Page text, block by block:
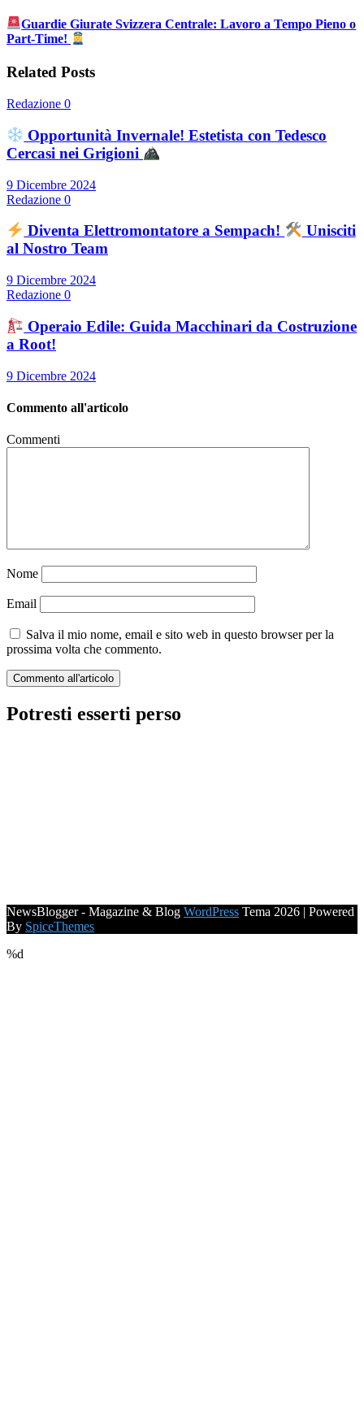
Guardie Giurate Svizzera Centrale: Lavoro a Tempo Pieno o
Part-Time!
Related Posts
Redazione 0
Opportunità Invernale! Estetista con Tedesco
Cercasi nei Grigioni
9 Dicembre 2024
Redazione 0
Diventa Elettromontatore a Sempach!
Unisciti
al Nostro Team
9 Dicembre 2024
Redazione 0
Operaio Edile: Guida Macchinari da Costruzione
a Root!
9 Dicembre 2024
Commento all'articolo
Commenti
Nome
Email
Salva il mio nome, email e sito web in questo browser per la
prossima volta che commento.
Potresti esserti perso
NewsBlogger - Magazine & BlogWordPressTema 2026 | Powered
BySpiceThemes
%d